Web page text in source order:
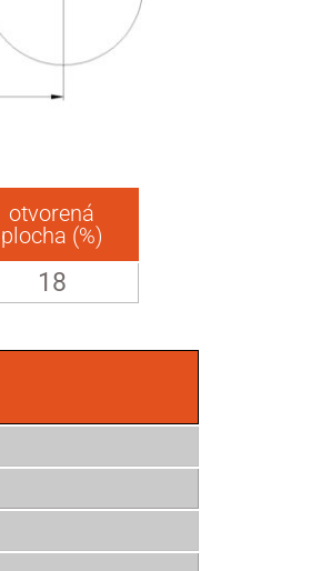
otvorená
plocha (%)
18